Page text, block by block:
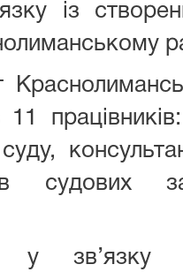
із
11
судових
зв’язку